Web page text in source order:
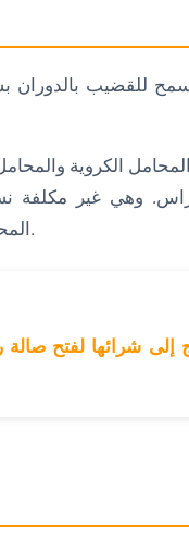
للقضيب بالدوران
الكروية والمحامل
وهي غير مكلفة
المحامل الكروية، ولكنها أيضًا أكثر متانة وطويلة الأمد.
إلى شرائها لفتح